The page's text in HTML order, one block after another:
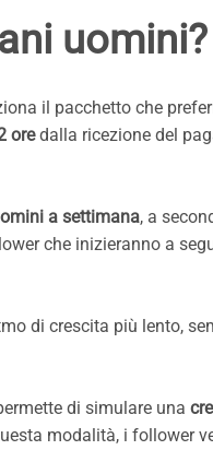
uomini?
il pacchetto che
oredalla ricezione del
a settimana, a
che inizieranno a
di crescita più lento,
di simulare una
modalità, i follower